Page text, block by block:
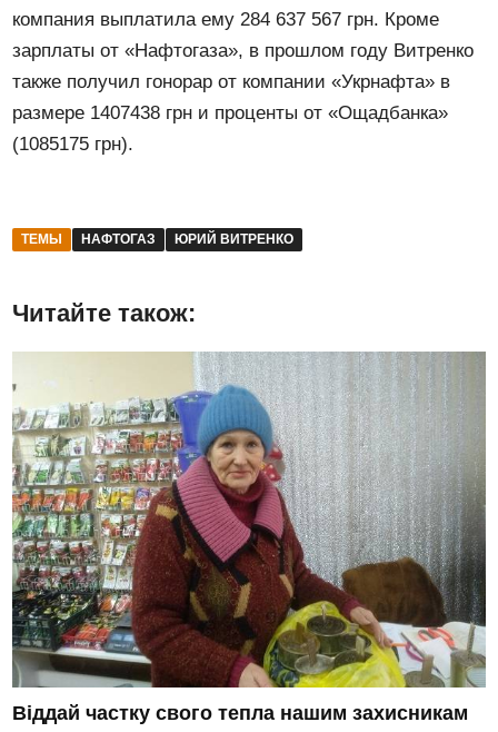
компания выплатила ему 284 637 567 грн. Кроме
зарплаты от «Нафтогаза», в прошлом году Витренко
также получил гонорар от компании «Укрнафта» в
размере 1407438 грн и проценты от «Ощадбанка»
(1085175 грн).
ТЕМЫ НАФТОГАЗ ЮРИЙ ВИТРЕНКО
Читайте також:
Віддай частку свого тепла нашим захисникам